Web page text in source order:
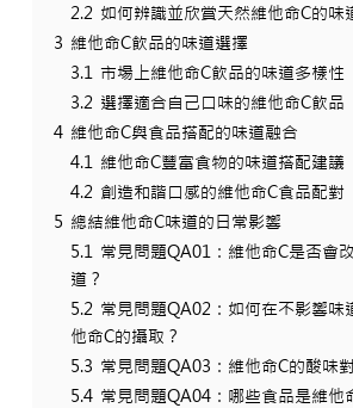
2.2 如何辨識並欣賞天然維他命C的味
3 維他命C飲品的味道選擇
3.1 市場上維他命C飲品的味道多樣性
3.2 選擇適合自己口味的維他命C飲品
4 維他命C與食品搭配的味道融合
4.1 維他命C豐富食物的味道搭配建議
4.2 創造和諧口感的維他命C食品配對
5 總結維他命C味道的日常影響
5.1 常見問題QA01：維他命C是否會
道？
5.2 常見問題QA02：如何在不影響味
他命C的攝取？
5.3 常見問題QA03：維他命C的酸味
5.4 常見問題QA04：哪些食品是維他